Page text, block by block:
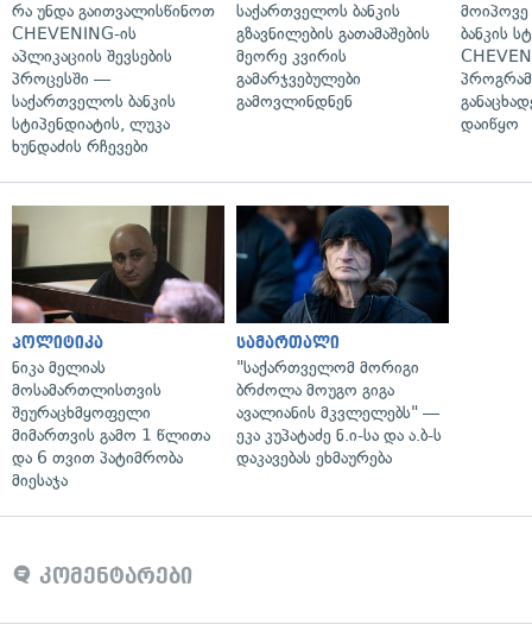
რა უნდა გაითვალისწინოთ
CHEVENING-ის
აპლიკაციის შევსების
პროცესში —
საქართველოს ბანკის
სტიპენდიატის, ლუკა
ხუნდაძის რჩევები
საქართველოს ბანკის
გზავნილების გათამაშების
მეორე კვირის
გამარჯვებულები
გამოვლინდნენ
ბანკის
დაიწყო
პოლიტიკა
ნიკა მელიას
მოსამართლისთვის
შეურაცხმყოფელი
მიმართვის გამო 1 წლითა
და 6 თვით პატიმრობა
მიესაჯა
სამართალი
"საქართველომ მორიგი
ბრძოლა მოუგო გიგა
ავალიანის მკვლელებს" —
ეკა კუპატაძე ნ.ი-სა და ა.ბ-ს
დაკავებას ეხმაურება
კომენტარები